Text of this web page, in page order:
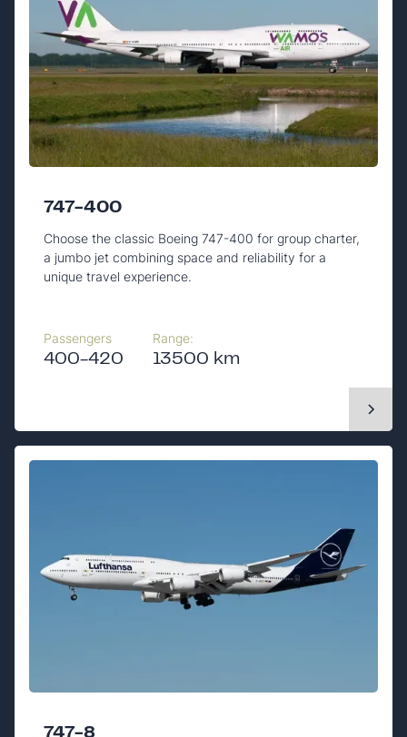
747-400
Choose the classic Boeing 747-400 for group charter,
a jumbo jet combining space and reliability for a
unique travel experience.
Passengers
400-420
Range:
13500 km
747-8